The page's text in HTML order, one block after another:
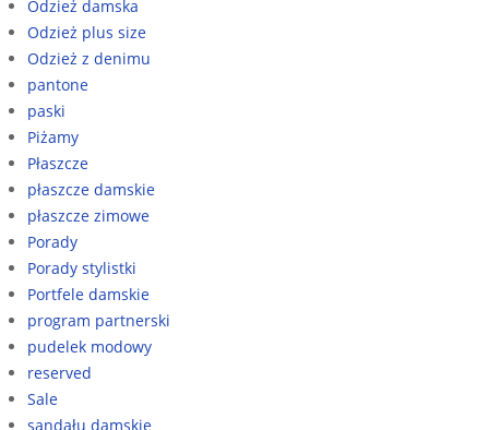
Odzież damska
Odzież plus size
Odzież z denimu
pantone
paski
Piżamy
Płaszcze
płaszcze damskie
płaszcze zimowe
Porady
Porady stylistki
Portfele damskie
program partnerski
pudelek modowy
reserved
Sale
sandału damskie